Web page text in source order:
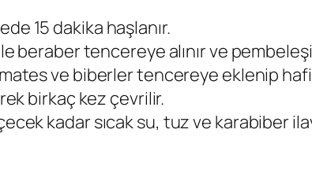
15 dakika haşlanır.
beraber tencereye alınır ve
ve biberler tencereye eklenip
birkaç kez çevrilir.
kadar sıcak su, tuz ve karabiber